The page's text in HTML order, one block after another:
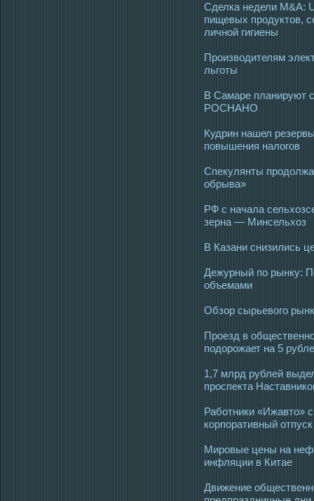
Сделка недели M&A:
пищевых продуктов,
личной гигиены
Производителям
льготы
В Самаре планируют
РОСНАНО
Кудрин нашел
повышения налогов
Спекулянты
обрыва»
РФ с начала
зерна — Минсельхоз
В Казани снизились
Дежурный по рынку:
объемами
Обзор сырьевого
Проезд в
подорожает на 5
1,7 млрд рублей
проспекта
Работники «Ижавто»
корпоративный отпуск
Мировые цены на
инфляции в Китае
Движение